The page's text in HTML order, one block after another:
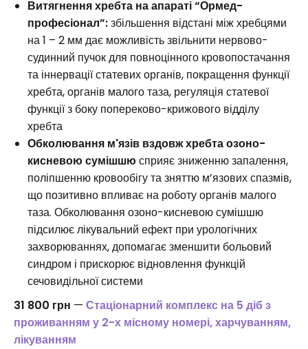
Витягнення хребта на апараті “Ормед-
професіонал”:збільшення відстані між хребцями
на 1 – 2 мм дає можливість звільнити нервово-
судинний пучок для повноцінного кровопостачання
та іннервації статевих органів, покращення функції
хребта, органів малого таза, регуляція статевої
функції з боку попереково-крижового відділу
хребта
Обколювання м'язів вздовж хребта озоно-
кисневою сумішшю сприяє зниженню запалення,
поліпшенню кровообігу та зняттю м’язових спазмів,
що позитивно впливає на роботу органів малого
таза. Обколювання озоно-кисневою сумішшю
підсилює лікувальний ефект при урологічних
захворюваннях, допомагає зменшити больовий
синдром і прискорює відновлення функцій
сечовидільної системи
31 800 грн — Стаціонарний комплекс на 5 діб з
проживанням у 2-х місному номері, харчуванням,
лікуванням